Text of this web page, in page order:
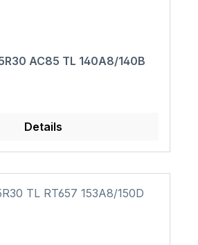
AC85 TL 140A8/140B
Details